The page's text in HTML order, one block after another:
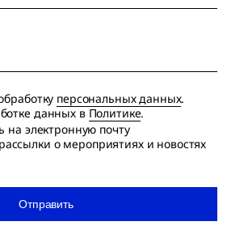
персональных данных.
данных в Политике.
на электронную почту
о мероприятиях и новостях
Отправить